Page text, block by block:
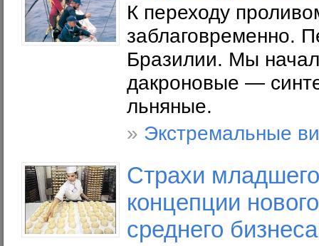
К переходу
заблаговременно.
Бразилии. Мы
дакроновые —
льняные.
» Экстремальные
Страхи
концепции
среднего бизнеса